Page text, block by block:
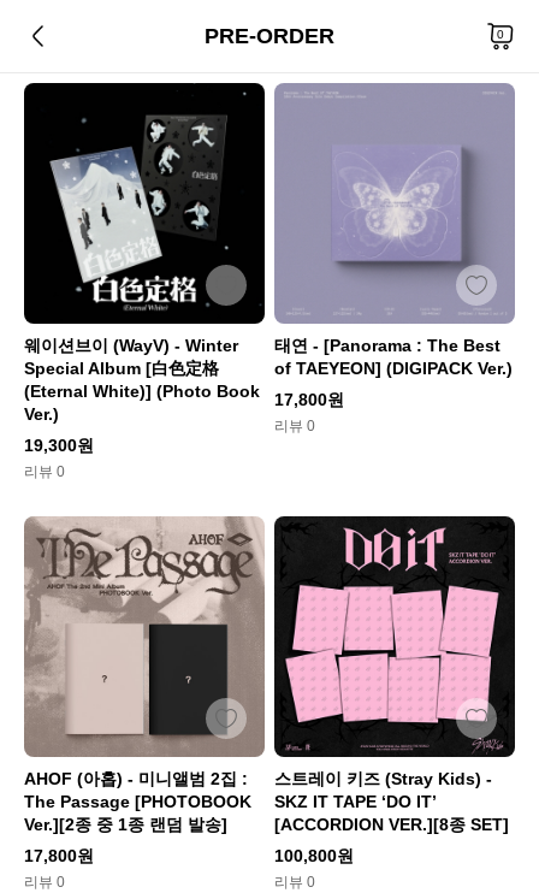
PRE-ORDER 0
총
웨이션브이 (WayV) - Winter
Special Album [白色定格
(Eternal White)] (Photo Book
Ver.)
19,300원
리뷰 0
태연 - [Panorama : The Best
of TAEYEON] (DIGIPACK Ver.)
17,800원
리뷰 0
AHOF (아홉) - 미니앨범 2집 :
The Passage [PHOTOBOOK
Ver.][2종 중 1종 랜덤 발송]
17,800원
리뷰 0
스트레이 키즈 (Stray Kids) -
SKZ IT TAPE ‘DO IT’
[ACCORDION VER.][8종 SET]
100,800원
리뷰 0